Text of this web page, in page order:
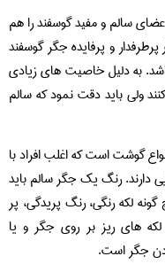
سالم و مفید گوسفند را هم
و پرفایده جگر گوسفند
به دلیل خاصیت های زیادی
ولی باید دقت نمود که سالم
گوشت است که اغلب افراد با
دارند. رنگ یک جگر سالم باید
لکه رنگی، رنگ پریدگی، پر
های ریز بر روی جگر و یا
جگر است.